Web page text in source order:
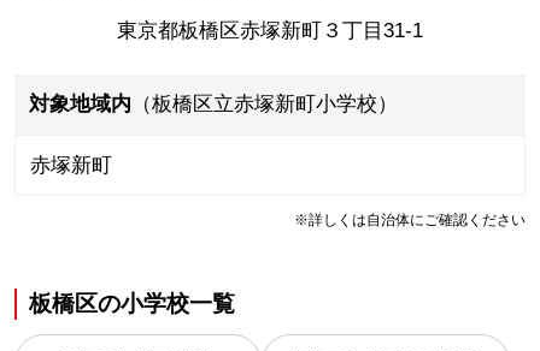
東京都板橋区赤塚新町３丁目31-1
対象地域内 （板橋区立赤塚新町小学校）
赤塚新町
※詳しくは自治体にご確認ください
板橋区の小学校一覧